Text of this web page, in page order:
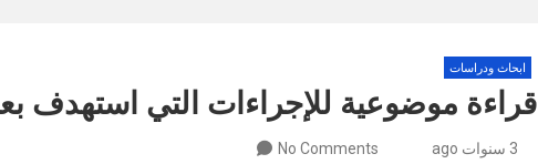
ابحاث ودراسات
قراءة موضوعية للإجراءات التي
3 سنوات ago No Comments